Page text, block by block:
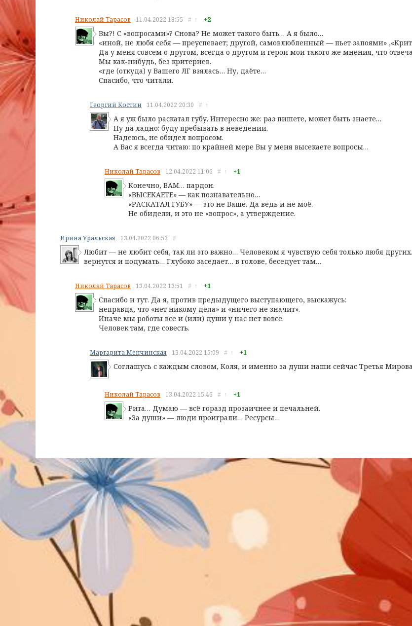
Николай Тарасов 11.04.2022 18:55 # ↑ +2
Вы?! С «вопросами»? Снова? Не может такого быть… А я было…
«иной, не любя себя — преуспевает; другой, самовлюбленный — пьет запоями»
Да у меня совсем о другом, всегда о другом и герои мои такого же мнения, что
Мы как-нибудь, без критериев.
«где (откуда) у Вашего ЛГ взялась… Ну, даёте…
Спасибо, что читали.
Георгий Костин 11.04.2022 20:30 # ↑
А я уж было раскатал губу. Интересно же: раз пишете, может быть знаете…
Ну да ладно: буду пребывать в неведении.
Надеюсь, не обидел вопросом.
А Вас я всегда читаю: по крайней мере Вы у меня высекаете вопросы…
Николай Тарасов 12.04.2022 11:06 # ↑ +1
Конечно, ВАМ… пардон.
«ВЫСЕКАЕТЕ» — как познавательно…
«РАСКАТАЛ ГУБУ» — это не Ваше. Да ведь и не моё.
Не обидели, и это не «вопрос», а утверждение.
Ирина Уральская 13.04.2022 06:52 #
Любит — не любит себя, так ли это важно… Человеком я чувствую себя только любя
вернутся и подумать… Глубоко заседает… в голове, беседует там…
Николай Тарасов 13.04.2022 13:51 # ↑ +1
Спасибо и тут. Да я, против предыдущего выступающего, выскажусь:
неправда, что «нет никому дела» и «ничего не значит».
Иначе мы роботы все и (или) души у нас нет вовсе.
Человек там, где совесть.
Маргарита Менчинская 13.04.2022 15:09 # ↑ +1
Соглашусь с каждым словом, Коля, и именно за души наши сейчас Третья
Николай Тарасов 13.04.2022 15:46 # ↑ +1
Рита… Думаю — всё горазд прозаичнее и печальней.
«За души» — люди проиграли… Ресурсы…